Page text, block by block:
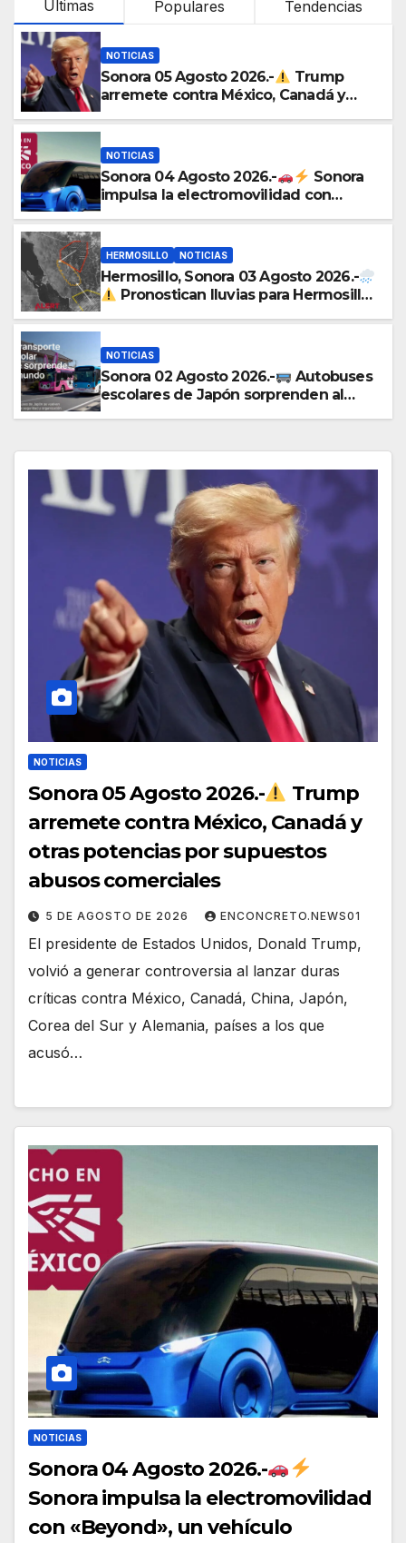
Últimas Populares Tendencias
NOTICIAS
Sonora 05 Agosto 2026.-
Trump
arremete contra México, Canadá y
NOTICIAS
Sonora 04 Agosto 2026.-
Sonora
impulsa la electromovilidad con
HERMOSILLO NOTICIAS
Hermosillo, Sonora 03 Agosto 2026.-
Pronostican lluvias para Hermosillo
NOTICIAS
Sonora 02 Agosto 2026.-
Autobuses
escolares de Japón sorprenden al
NOTICIAS
Sonora 05 Agosto 2026.-
Trump
arremete contra México, Canadá y
otras potencias por supuestos
abusos comerciales
5 DE AGOSTO DE 2026 ENCONCRETO.NEWS01
El presidente de Estados Unidos, Donald Trump,
volvió a generar controversia al lanzar duras
críticas contra México, Canadá, China, Japón,
Corea del Sur y Alemania, países a los que
acusó…
NOTICIAS
Sonora 04 Agosto 2026.-
Sonora impulsa la electromovilidad
con «Beyond», un vehículo